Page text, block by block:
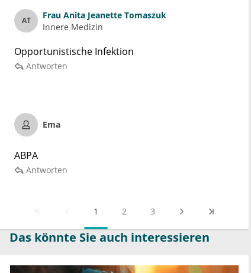
AT Frau Anita Jeanette Tomaszuk
Innere Medizin
Opportunistische Infektion
Antworten
Ema
ABPA
Antworten
1 2 3
Das könnte Sie auch interessieren